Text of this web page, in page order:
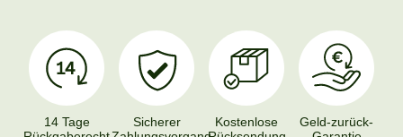
14 Tage
Sicherer
Kostenlose
Geld-zurück-